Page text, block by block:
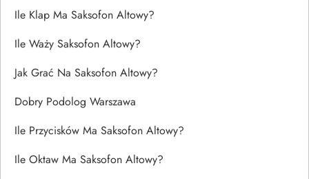
Ile Klap Ma Saksofon Altowy?
Ile Waży Saksofon Altowy?
Jak Grać Na Saksofon Altowy?
Dobry Podolog Warszawa
Ile Przycisków Ma Saksofon Altowy?
Ile Oktaw Ma Saksofon Altowy?